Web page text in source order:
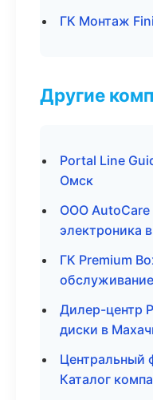
ГК Монтаж
Другие
Portal Line
Омск
ООО AutoCare
электроника
ГК Premium
Дилер-центр
диски в
Центральный
Каталог